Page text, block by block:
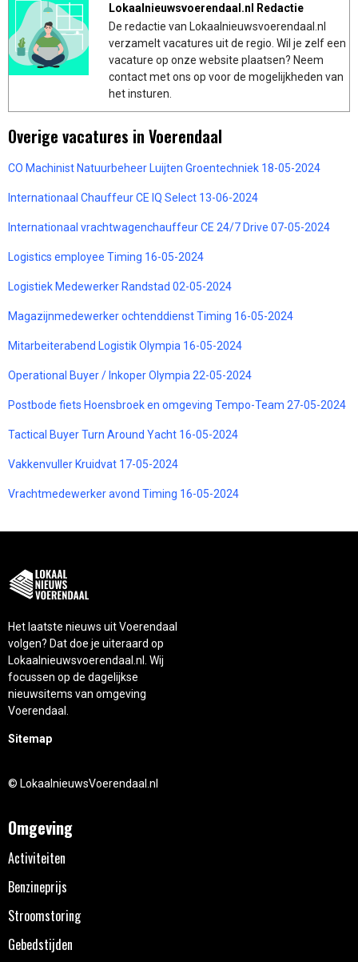
Lokaalnieuwsvoerendaal.nl Redactie
De redactie van Lokaalnieuwsvoerendaal.nl
verzamelt vacatures uit de regio. Wil je zelf een
vacature op onze website plaatsen? Neem
contact met ons op voor de mogelijkheden van
het insturen.
Overige vacatures in Voerendaal
CO Machinist Natuurbeheer Luijten Groentechniek 18-05-2024
Internationaal Chauffeur CE IQ Select 13-06-2024
Internationaal vrachtwagenchauffeur CE 24/7 Drive 07-05-2024
Logistics employee Timing 16-05-2024
Logistiek Medewerker Randstad 02-05-2024
Magazijnmedewerker ochtenddienst Timing 16-05-2024
Mitarbeiterabend Logistik Olympia 16-05-2024
Operational Buyer / Inkoper Olympia 22-05-2024
Postbode fiets Hoensbroek en omgeving Tempo-Team 27-05-2024
Tactical Buyer Turn Around Yacht 16-05-2024
Vakkenvuller Kruidvat 17-05-2024
Vrachtmedewerker avond Timing 16-05-2024
Het laatste nieuws uit Voerendaal
volgen? Dat doe je uiteraard op
Lokaalnieuwsvoerendaal.nl. Wij
focussen op de dagelijkse
nieuwsitems van omgeving
Voerendaal.
Sitemap
© LokaalnieuwsVoerendaal.nl
Omgeving
Activiteiten
Benzineprijs
Stroomstoring
Gebedstijden